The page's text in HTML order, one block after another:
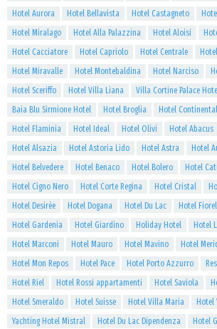
Hotel Aurora
Hotel Bellavista Hotel Castagneto
Hotel Miralago
Hotel Alla Palazzina Hotel Aloisi
Hotel Cacciatore
Hotel Capriolo Hotel Centrale
Hotel Miravalle
Hotel Montebaldina Hotel Narciso
Hotel Sceriffo
Hotel Villa Liana
Villa Cortine Palace
Baia Blu Sirmione Hotel
Hotel Broglia Hotel Continental
Hotel Flaminia
Hotel Ideal Hotel Olivi Hotel Abacus
Hotel Alsazia
Hotel Astoria Lido Hotel Astra Hotel
Hotel Belvedere
Hotel Benaco Hotel Bolero Hotel
Hotel Cigno Nero
Hotel Corte Regina Hotel Cristal
Hotel Desirèe
Hotel Dogana Hotel Du Lac Hotel
Hotel Gardenia
Hotel Giardino Holiday Hotel Hotel
Hotel Marconi
Hotel Mauro Hotel Mavino Hotel
Hotel Mon Repos
Hotel Pace Hotel Porto Azzurro
Hotel Riel
Hotel Rossi appartamenti Hotel Saviola
Hotel Smeraldo
Hotel Suisse Hotel Villa Maria
Hotel
Yachting Hotel Mistral
Hotel Du Lac Dipendenza Hotel